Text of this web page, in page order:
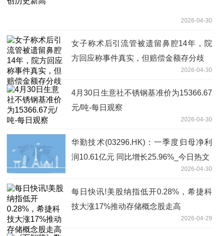
2026-04-30
女子称术后引流管被遗留鼻腔14年，院
方回应称事件真实，但赔偿金额存分歧
2026-04-30
4月30日生意社不锈钢基准价为15366.67
元/吨-每日观察
2026-04-30
华勤技术(03296.HK)：一季度归母净利
润10.61亿元 同比增长25.96%_今日热文
2026-04-30
每日快讯!美股纳指低开0.28%，希捷科
技大涨17%推动存储概念股走高
2026-04-29